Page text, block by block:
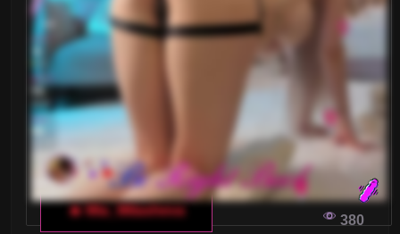
🔥 Mia_Milasheva
380